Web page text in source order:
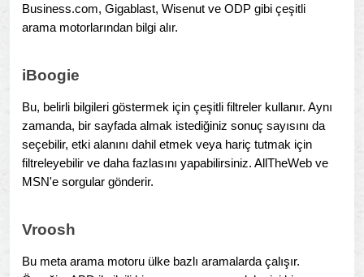
Business.com, Gigablast, Wisenut ve ODP gibi çeşitli
arama motorlarından bilgi alır.
iBoogie
Bu, belirli bilgileri göstermek için çeşitli filtreler kullanır. Aynı
zamanda, bir sayfada almak istediğiniz sonuç sayısını da
seçebilir, etki alanını dahil etmek veya hariç tutmak için
filtreleyebilir ve daha fazlasını yapabilirsiniz. AllTheWeb ve
MSN'e sorgular gönderir.
Vroosh
Bu meta arama motoru ülke bazlı aramalarda çalışır.